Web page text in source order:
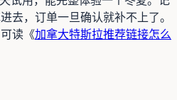
去，订单一旦确认就补不上了。
读《加拿大特斯拉推荐链接怎么